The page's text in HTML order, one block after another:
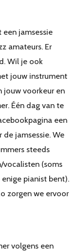
een jamsessie
amateurs. Er
Wil je ook
jouw instrument
jouw voorkeur en
Één dag van te
een
jamsessie. We
steeds
(soms
pianist bent).
zorgen we ervoor
volgens een